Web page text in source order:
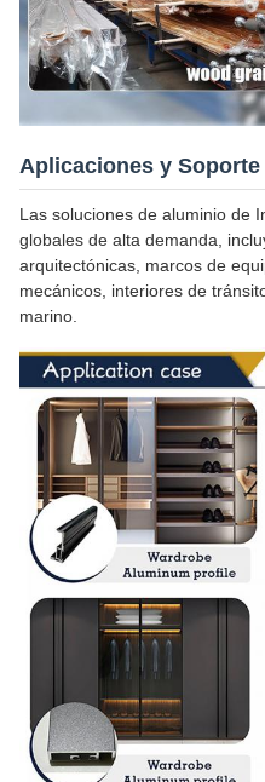
Aplicaciones y
Las soluciones de aluminio de
globales de alta demanda,
arquitectónicas, marcos de
mecánicos, interiores de
marino.